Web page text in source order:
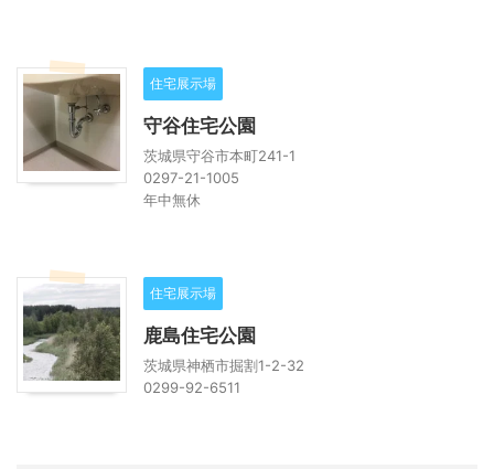
住宅展示場
守谷住宅公園
茨城県守谷市本町241-1
0297-21-1005
年中無休
住宅展示場
鹿島住宅公園
茨城県神栖市掘割1-2-32
0299-92-6511